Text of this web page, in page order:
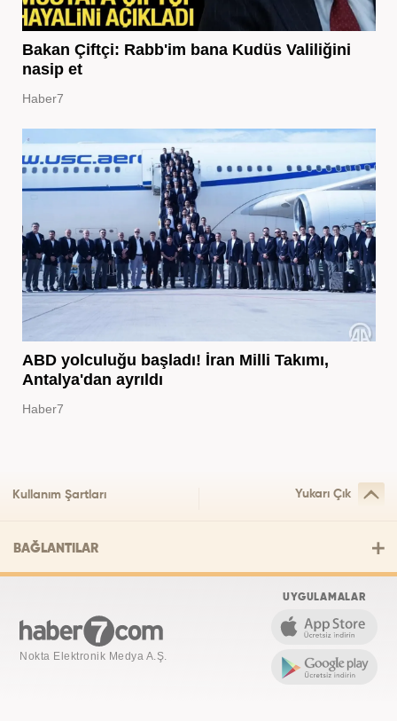
Bakan Çiftçi: Rabb'im bana Kudüs Valiliğini
nasip et
Haber7
ABD yolculuğu başladı! İran Milli Takımı,
Antalya'dan ayrıldı
Haber7
Kullanım Şartları Yukarı Çık
BAĞLANTILAR
Nokta Elektronik Medya A.Ş.
UYGULAMALAR